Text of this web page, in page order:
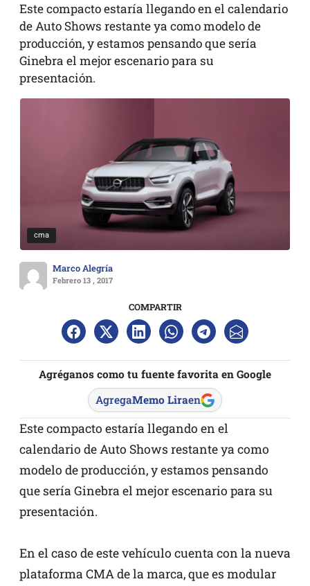
Este compacto estaría llegando en el calendario
de Auto Shows restante ya como modelo de
producción, y estamos pensando que sería
Ginebra el mejor escenario para su
presentación.
cma
Marco Alegría
Febrero 13 , 2017
COMPARTIR
Agréganos como tu fuente favorita en Google
AgregaMemo Liraen
Este compacto estaría llegando en el
calendario de Auto Shows restante ya como
modelo de producción, y estamos pensando
que sería Ginebra el mejor escenario para su
presentación.
En el caso de este vehículo cuenta con la nueva
plataforma CMA de la marca, que es modular